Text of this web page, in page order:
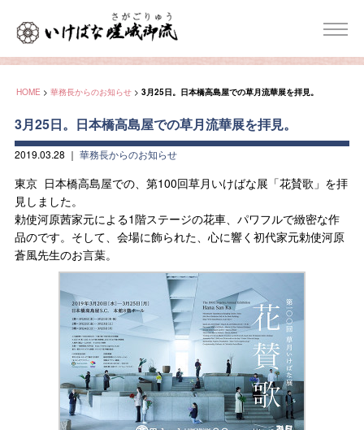
HOME > 華務長からのお知らせ > 3月25日。日本橋高島屋での草月流華展を拝見。
3月25日。日本橋高島屋での草月流華展を拝見。
2019.03.28 ｜ 華務長からのお知らせ
東京 日本橋高島屋での、第100回草月いけばな展「花賛歌」を拝
見しました。
勅使河原茜家元による1階ステージの花車、パワフルで緻密な作
品のです。そして、会場に飾られた、心に響く初代家元勅使河原
蒼風先生のお言葉。